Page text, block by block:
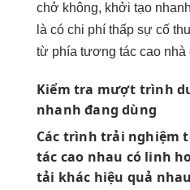
chở không, khởi tạo nhanh
là có chi phí thấp sự cố
từ phía tương tác cao nhà
Kiểm tra mượt trình
nhanh đang dùng
Các trình trải nghiệm
tác cao nhau có linh
tải khác hiệu quả